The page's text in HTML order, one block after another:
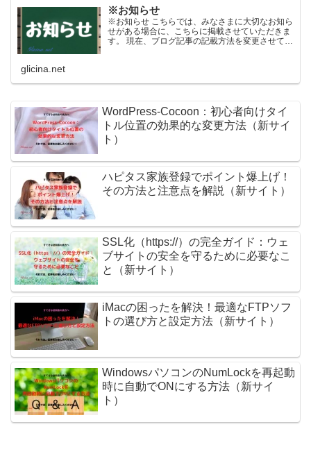
※お知らせ
※お知らせ こちらでは、みなさまに大切なお知ら
せがある場合に、こちらに掲載させていただきま
す。 現在、ブログ記事の記載方法を変更させてい
glicina.net
WordPress-Cocoon：初心者向けタイ
トル位置の効果的な変更方法（新サイ
ト）
ハピタス家族登録でポイント爆上げ！
その方法と注意点を解説（新サイト）
SSL化（https://）の完全ガイド：ウェ
ブサイトの安全を守るために必要なこ
と（新サイト）
iMacの困ったを解決！最適なFTPソフ
トの選び方と設定方法（新サイト）
WindowsパソコンのNumLockを再起動
時に自動でONにする方法（新サイ
ト）